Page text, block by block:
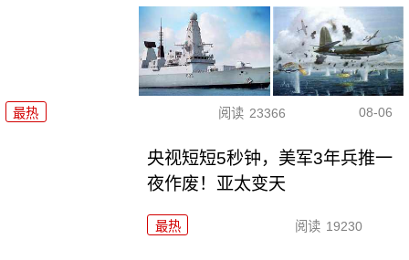
最热 阅读 23366 08-06
央视短短5秒钟，美军3年兵推一
夜作废！亚太变天
最热 阅读 19230